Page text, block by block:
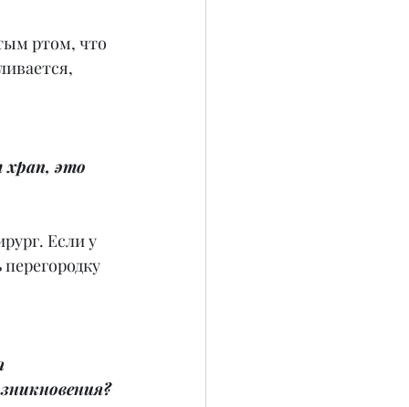
ртом, что
храп, это
Если у